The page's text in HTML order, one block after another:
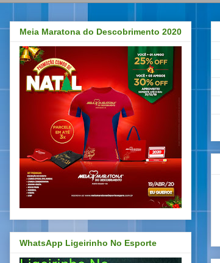
Meia Maratona do Descobrimento 2020
WhatsApp Ligeirinho No Esporte